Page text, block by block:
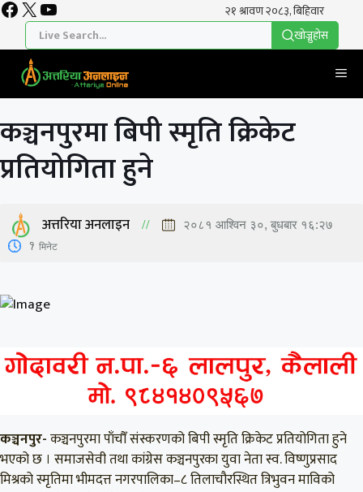
Skip
content
Facebook
X YouTube
खाेज्नुहाेस
कञ्चनपुरमा बिपी स्मृति क्रिकेट
प्रतियोगिता हुने
अत्तरिया अनलाइन २०८१ आश्विन ३०, बुधबार १६:२७
1 मिनेट
कञ्चनपुर-कञ्चनपुरमा पाँचौँ संस्करणको बिपी स्मृति क्रिकेट प्रतियोगिता हुने
भएको छ । समाजसेवी तथा कांग्रेस कञ्चनपुरका युवा नेता स्व. विष्णुप्रसाद
मिश्रको स्मृतिमा भीमदत्त नगरपालिका–८ तिलाचौरस्थित त्रिभुवन माविको